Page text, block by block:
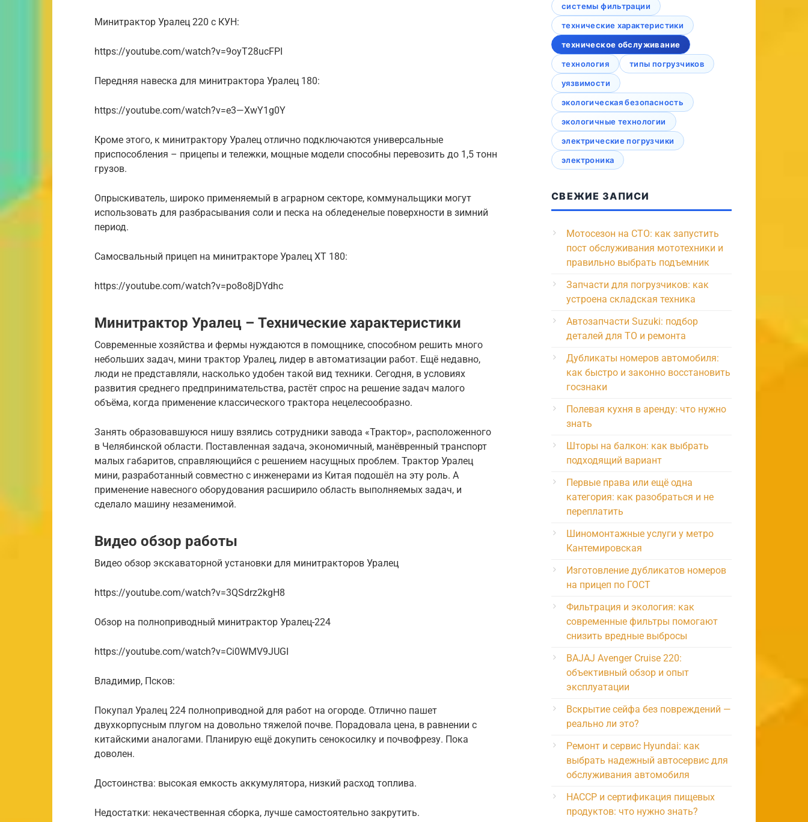
Минитрактор Уралец 220 с КУН:
https://youtube.com/watch?v=9oyT28ucFPI
Передняя навеска для минитрактора Уралец 180:
https://youtube.com/watch?v=e3—XwY1g0Y
Кроме этого, к минитрактору Уралец отлично подключаются универсальные
приспособления – прицепы и тележки, мощные модели способны перевозить до 1,5 тонн
грузов.
Опрыскиватель, широко применяемый в аграрном секторе, коммунальщики могут
использовать для разбрасывания соли и песка на обледенелые поверхности в зимний
период.
Самосвальный прицеп на минитракторе Уралец ХТ 180:
https://youtube.com/watch?v=po8o8jDYdhc
Минитрактор Уралец – Технические характеристики
Современные хозяйства и фермы нуждаются в помощнике, способном решить много
небольших задач, мини трактор Уралец, лидер в автоматизации работ. Ещё недавно,
люди не представляли, насколько удобен такой вид техники. Сегодня, в условиях
развития среднего предпринимательства, растёт спрос на решение задач малого
объёма, когда применение классического трактора нецелесообразно.
Занять образовавшуюся нишу взялись сотрудники завода «Трактор», расположенного
в Челябинской области. Поставленная задача, экономичный, манёвренный транспорт
малых габаритов, справляющийся с решением насущных проблем. Трактор Уралец
мини, разработанный совместно с инженерами из Китая подошёл на эту роль. А
применение навесного оборудования расширило область выполняемых задач, и
сделало машину незаменимой.
Видео обзор работы
Видео обзор экскаваторной установки для минитракторов Уралец
https://youtube.com/watch?v=3QSdrz2kgH8
Обзор на полноприводный минитрактор Уралец-224
https://youtube.com/watch?v=Ci0WMV9JUGI
Владимир, Псков:
Покупал Уралец 224 полноприводной для работ на огороде. Отлично пашет
двухкорпусным плугом на довольно тяжелой почве. Порадовала цена, в равнении с
китайскими аналогами. Планирую ещё докупить сенокосилку и почвофрезу. Пока
доволен.
Достоинства: высокая емкость аккумулятора, низкий расход топлива.
Недостатки: некачественная сборка, лучше самостоятельно закрутить.
системы фильтрации
технические характеристики
техническое обслуживание
технология
типы погрузчиков
уязвимости
экологическая безопасность
экологичные технологии
электрические погрузчики
электроника
СВЕЖИЕ ЗАПИСИ
Мотосезон на СТО: как запустить
пост обслуживания мототехники и
правильно выбрать подъемник
Запчасти для погрузчиков: как
устроена складская техника
Автозапчасти Suzuki: подбор
деталей для ТО и ремонта
Дубликаты номеров автомобиля:
как быстро и законно восстановить
госзнаки
Полевая кухня в аренду: что нужно
знать
Шторы на балкон: как выбрать
подходящий вариант
Первые права или ещё одна
категория: как разобраться и не
переплатить
Шиномонтажные услуги у метро
Кантемировская
Изготовление дубликатов номеров
на прицеп по ГОСТ
Фильтрация и экология: как
современные фильтры помогают
снизить вредные выбросы
BAJAJ Avenger Cruise 220:
объективный обзор и опыт
эксплуатации
Вскрытие сейфа без повреждений —
реально ли это?
Ремонт и сервис Hyundai: как
выбрать надежный автосервис для
обслуживания автомобиля
HACCP и сертификация пищевых
продуктов: что нужно знать?